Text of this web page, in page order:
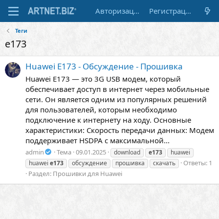
Авторизация Регистрация
Теги
e173
Huawei E173 - Обсуждение - Прошивка
Huawei E173 — это 3G USB модем, который
обеспечивает доступ в интернет через мобильные
сети. Он является одним из популярных решений
для пользователей, которым необходимо
подключение к интернету на ходу. Основные
характеристики: Скорость передачи данных: Модем
поддерживает HSDPA с максимальной...
admin Тема 09.01.2025 download e173
huawei
huawei e173 обсуждение прошивка скачать
Ответы: 1
Раздел: Прошивки для Huawei